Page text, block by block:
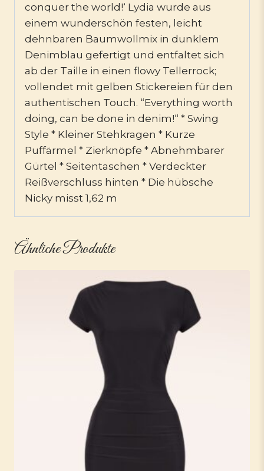
conquer the world!‘ Lydia wurde aus
einem wunderschön festen, leicht
dehnbaren Baumwollmix in dunklem
Denimblau gefertigt und entfaltet sich
ab der Taille in einen flowy Tellerrock;
vollendet mit gelben Stickereien für den
authentischen Touch. “Everything worth
doing, can be done in denim!“ * Swing
Style * Kleiner Stehkragen * Kurze
Puffärmel * Zierknöpfe * Abnehmbarer
Gürtel * Seitentaschen * Verdeckter
Reißverschluss hinten * Die hübsche
Nicky misst 1,62 m
Ähnliche Produkte